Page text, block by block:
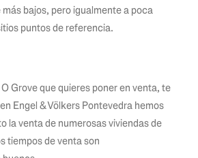
bajos, pero igualmente a poca
puntos de referencia.
Grove que quieres poner en venta, te
Engel & Völkers Pontevedra hemos
la venta de numerosas viviendas de
tiempos de venta son